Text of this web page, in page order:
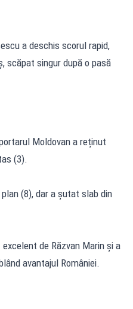
a deschis scorul rapid,
scăpat singur după o pasă
Moldovan a reținut
(3).
(8), dar a șutat slab din
de Răzvan Marin și a
avantajul României.